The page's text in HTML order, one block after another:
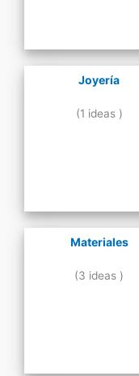
Joyería
(1 ideas )
Materiales
(3 ideas )